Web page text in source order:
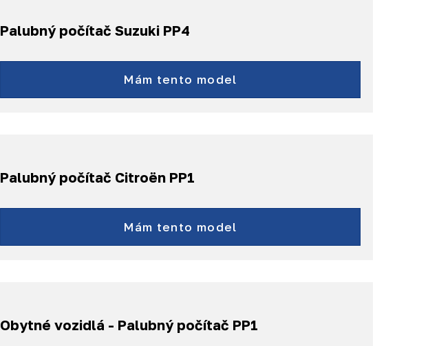
Palubný počítač Suzuki PP4
Vitara
SX4 S-Cross
a ďalšie...
Mám tento model
Palubný počítač Citroën PP1
Jumper
a ďalšie...
Mám tento model
Obytné vozidlá - Palubný počítač PP1